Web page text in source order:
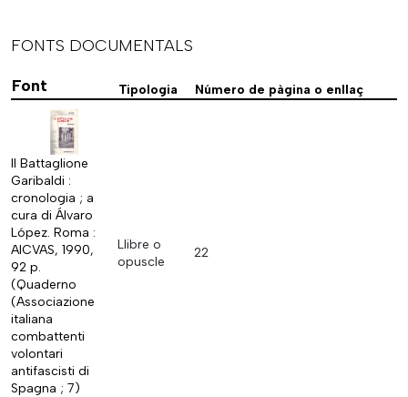
FONTS DOCUMENTALS
Font
Tipologia Número de pàgina o enllaç
Il Battaglione
Garibaldi :
cronologia ; a
cura di Álvaro
López. Roma :
AICVAS, 1990,
92 p.
(Quaderno
(Associazione
italiana
combattenti
volontari
antifascisti di
Spagna ; 7)
Llibre o
opuscle
22